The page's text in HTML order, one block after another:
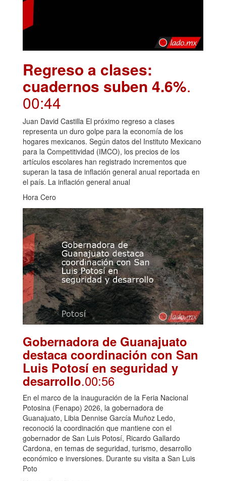
Regreso a clases:
cuadernos suben 4.6%.
00:44
Juan David Castilla El próximo regreso a clases
representa un duro golpe para la economía de los
hogares mexicanos. Según datos del Instituto Mexicano
para la Competitividad (IMCO), los precios de los
artículos escolares han registrado incrementos que
superan la tasa de inflación general anual reportada en
el país. La inflación general anual
Hora Cero
Gobernadora de Guanajuato
destaca coordinación con San
Luis Potosí en seguridad y
desarrollo.00:56
En el marco de la inauguración de la Feria Nacional
Potosina (Fenapo) 2026, la gobernadora de
Guanajuato, Libia Dennise García Muñoz Ledo,
reconoció la coordinación que mantiene con el
gobernador de San Luis Potosí, Ricardo Gallardo
Cardona, en temas de seguridad, turismo, desarrollo
económico e inversiones. Durante su visita a San Luis
Poto